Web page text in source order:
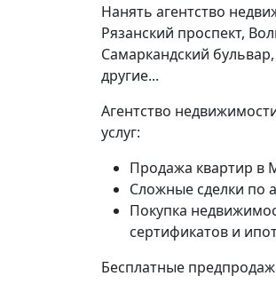
Нанять агентство
Рязанский проспект,
Самаркандский
другие...
Агентство
услуг:
Продажа квартир в
Сложные сделки по
Покупка
сертификатов и
Бесплатные